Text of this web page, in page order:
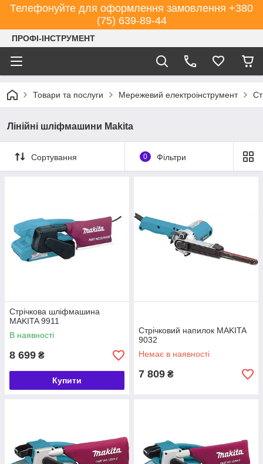
Телефонуйте для оформлення замовлення +380
(75) 639-89-44
ПРОФІ-ІНСТРУМЕНТ
Товари та послуги Мережевий електроінструмент
Лінійні шліфмашини Makita
Сортування 0 Фільтри
Стрічкова шліфмашина
MAKITA 9911
В наявності
8 699 ₴
Купити
Стрічковий напилок MAKITA
9032
Немає в наявності
7 809 ₴